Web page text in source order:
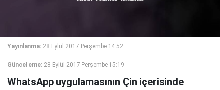
Yayınlanma: 28 Eylül 2017 Perşembe 14:52
Güncelleme: 28 Eylül 2017 Perşembe 15:19
WhatsApp uygulamasının Çin içerisinde